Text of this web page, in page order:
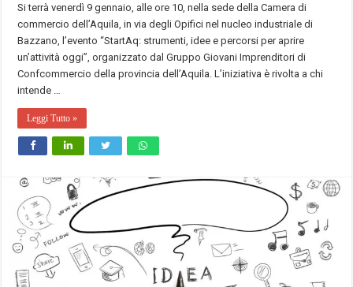
Si terrà venerdì 9 gennaio, alle ore 10, nella sede della Camera di
commercio dell’Aquila, in via degli Opifici nel nucleo industriale di
Bazzano, l’evento “StartAq: strumenti, idee e percorsi per aprire
un’attività oggi”, organizzato dal Gruppo Giovani Imprenditori di
Confcommercio della provincia dell’Aquila. L’iniziativa è rivolta a chi
intende …
Leggi Tutto »